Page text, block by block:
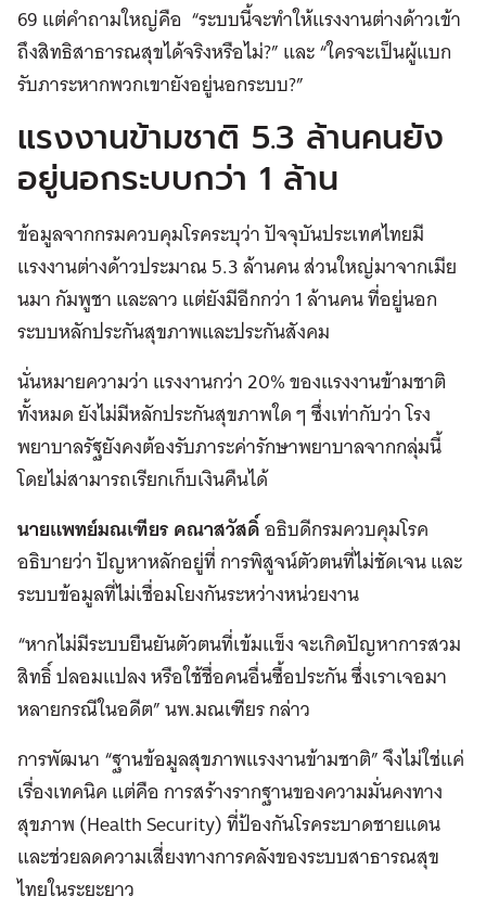
69 แต่คำถามใหญ่คือ “ระบบนี้จะทำให้แรงงานต่างด้าวเข้า
ถึงสิทธิสาธารณสุขได้จริงหรือไม่?” และ “ใครจะเป็นผู้แบก
รับภาระหากพวกเขายังอยู่นอกระบบ?”
แรงงานข้ามชาติ 5.3 ล้านคนยัง
อยู่นอกระบบกว่า 1 ล้าน
ข้อมูลจากกรมควบคุมโรคระบุว่า ปัจจุบันประเทศไทยมี
แรงงานต่างด้าวประมาณ 5.3 ล้านคน ส่วนใหญ่มาจากเมีย
นมา กัมพูชา และลาว แต่ยังมีอีกกว่า 1 ล้านคน ที่อยู่นอก
ระบบหลักประกันสุขภาพและประกันสังคม
นั่นหมายความว่า แรงงานกว่า 20% ของแรงงานข้ามชาติ
ทั้งหมด ยังไม่มีหลักประกันสุขภาพใด ๆ ซึ่งเท่ากับว่า โรง
พยาบาลรัฐยังคงต้องรับภาระค่ารักษาพยาบาลจากกลุ่มนี้
โดยไม่สามารถเรียกเก็บเงินคืนได้
นายแพทย์มณเฑียร คณาสวัสดิ์อธิบดีกรมควบคุมโรค
อธิบายว่า ปัญหาหลักอยู่ที่ การพิสูจน์ตัวตนที่ไม่ชัดเจน และ
ระบบข้อมูลที่ไม่เชื่อมโยงกันระหว่างหน่วยงาน
“หากไม่มีระบบยืนยันตัวตนที่เข้มแข็ง จะเกิดปัญหาการสวม
สิทธิ์ ปลอมแปลง หรือใช้ชื่อคนอื่นซื้อประกัน ซึ่งเราเจอมา
หลายกรณีในอดีต” นพ.มณเฑียร กล่าว
การพัฒนา “ฐานข้อมูลสุขภาพแรงงานข้ามชาติ” จึงไม่ใช่แค่
เรื่องเทคนิค แต่คือ การสร้างรากฐานของความมั่นคงทาง
สุขภาพ (Health Security) ที่ป้องกันโรคระบาดชายแดน
และช่วยลดความเสี่ยงทางการคลังของระบบสาธารณสุข
ไทยในระยะยาว